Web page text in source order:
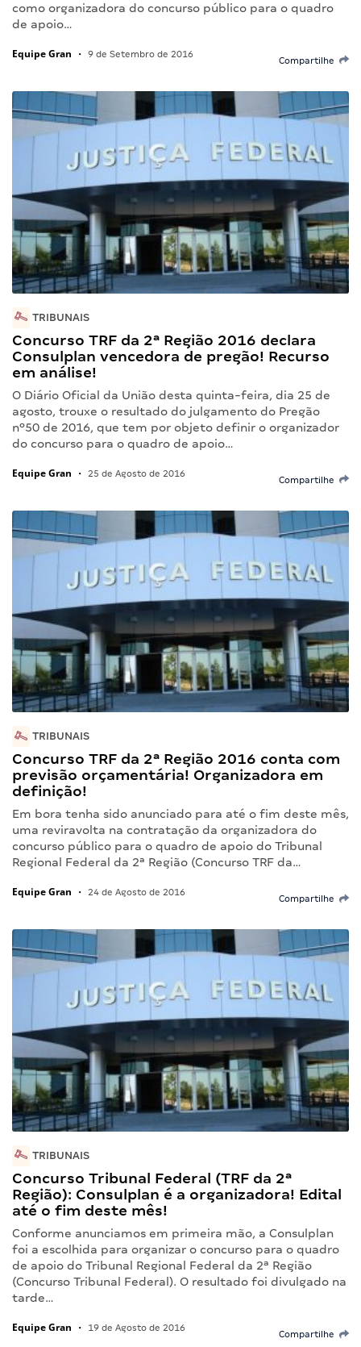
como organizadora do concurso público para o quadro
de apoio…
Equipe Gran • 9 de Setembro de 2016
Compartilhe
TRIBUNAIS
Concurso TRF da 2ª Região 2016 declara
Consulplan vencedora de pregão! Recurso
em análise!
O Diário Oficial da União desta quinta-feira, dia 25 de
agosto, trouxe o resultado do julgamento do Pregão
nº50 de 2016, que tem por objeto definir o organizador
do concurso para o quadro de apoio…
Equipe Gran • 25 de Agosto de 2016
Compartilhe
TRIBUNAIS
Concurso TRF da 2ª Região 2016 conta com
previsão orçamentária! Organizadora em
definição!
Em bora tenha sido anunciado para até o fim deste mês,
uma reviravolta na contratação da organizadora do
concurso público para o quadro de apoio do Tribunal
Regional Federal da 2ª Região (Concurso TRF da…
Equipe Gran • 24 de Agosto de 2016
Compartilhe
TRIBUNAIS
Concurso Tribunal Federal (TRF da 2ª
Região): Consulplan é a organizadora! Edital
até o fim deste mês!
Conforme anunciamos em primeira mão, a Consulplan
foi a escolhida para organizar o concurso para o quadro
de apoio do Tribunal Regional Federal da 2ª Região
(Concurso Tribunal Federal). O resultado foi divulgado na
tarde…
Equipe Gran • 19 de Agosto de 2016
Compartilhe